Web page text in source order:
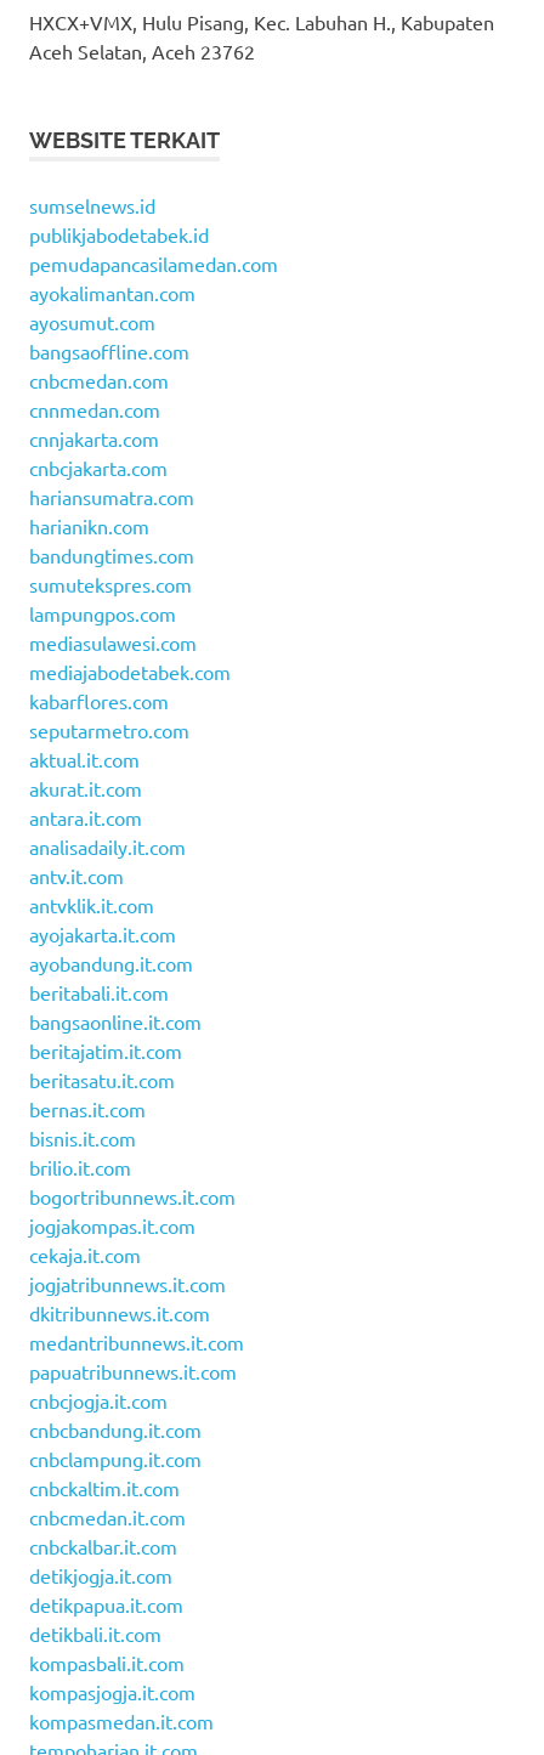
HXCX+VMX, Hulu Pisang, Kec. Labuhan H., Kabupaten
Aceh Selatan, Aceh 23762
WEBSITE TERKAIT
sumselnews.id
publikjabodetabek.id
pemudapancasilamedan.com
ayokalimantan.com
ayosumut.com
bangsaoffline.com
cnbcmedan.com
cnnmedan.com
cnnjakarta.com
cnbcjakarta.com
hariansumatra.com
harianikn.com
bandungtimes.com
sumutekspres.com
lampungpos.com
mediasulawesi.com
mediajabodetabek.com
kabarflores.com
seputarmetro.com
aktual.it.com
akurat.it.com
antara.it.com
analisadaily.it.com
antv.it.com
antvklik.it.com
ayojakarta.it.com
ayobandung.it.com
beritabali.it.com
bangsaonline.it.com
beritajatim.it.com
beritasatu.it.com
bernas.it.com
bisnis.it.com
brilio.it.com
bogortribunnews.it.com
jogjakompas.it.com
cekaja.it.com
jogjatribunnews.it.com
dkitribunnews.it.com
medantribunnews.it.com
papuatribunnews.it.com
cnbcjogja.it.com
cnbcbandung.it.com
cnbclampung.it.com
cnbckaltim.it.com
cnbcmedan.it.com
cnbckalbar.it.com
detikjogja.it.com
detikpapua.it.com
detikbali.it.com
kompasbali.it.com
kompasjogja.it.com
kompasmedan.it.com